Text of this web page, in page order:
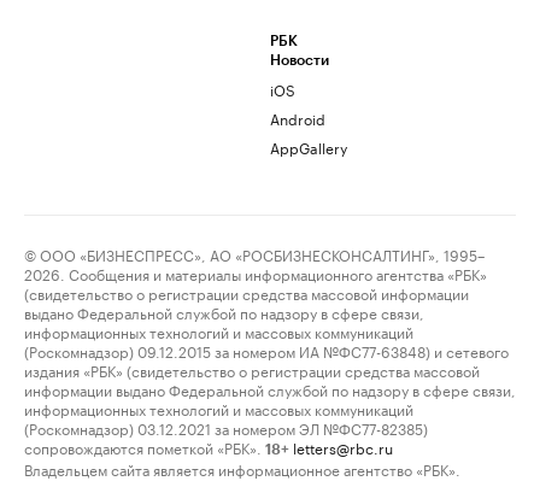
РБК
Новости
iOS
Android
AppGallery
© ООО «БИЗНЕСПРЕСС», АО «РОСБИЗНЕСКОНСАЛТИНГ», 1995–
2026. Сообщения и материалы информационного агентства «РБК»
(свидетельство о регистрации средства массовой информации
выдано Федеральной службой по надзору в сфере связи,
информационных технологий и массовых коммуникаций
(Роскомнадзор) 09.12.2015 за номером ИА №ФС77-63848) и сетевого
издания «РБК» (свидетельство о регистрации средства массовой
информации выдано Федеральной службой по надзору в сфере связи,
информационных технологий и массовых коммуникаций
(Роскомнадзор) 03.12.2021 за номером ЭЛ №ФС77-82385)
сопровождаются пометкой «РБК».
18+ letters@rbc.ru
Владельцем сайта является информационное агентство «РБК».